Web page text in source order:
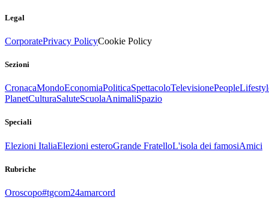
Legal
CorporatePrivacy PolicyCookie Policy
Sezioni
CronacaMondoEconomiaPoliticaSpettacoloTelevisionePeople
PlanetCulturaSaluteScuolaAnimaliSpazio
Speciali
Elezioni ItaliaElezioni esteroGrande FratelloL'isola dei famosiAmici
Rubriche
Oroscopo#tgcom24amarcord